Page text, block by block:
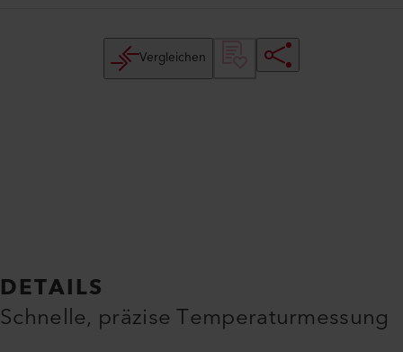
Vergleichen
DETAILS
Schnelle, präzise Temperaturmessung